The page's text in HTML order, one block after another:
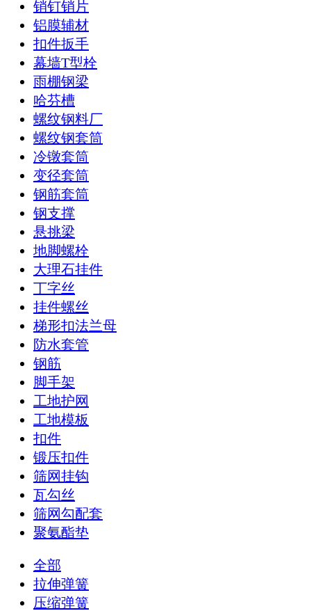
销钉销片
铝膜辅材
扣件扳手
幕墙T型栓
雨棚钢梁
哈芬槽
螺纹钢料厂
螺纹钢套筒
冷镦套筒
变径套筒
钢筋套筒
钢支撑
悬挑梁
地脚螺栓
大理石挂件
丁字丝
挂件螺丝
梯形扣法兰母
防水套管
钢筋
脚手架
工地护网
工地模板
扣件
锻压扣件
筛网挂钩
瓦勾丝
筛网勾配套
聚氨酯垫
全部
拉伸弹簧
压缩弹簧